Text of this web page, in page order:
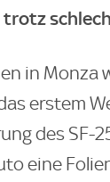
in Monza
erstem
des SF-
eine